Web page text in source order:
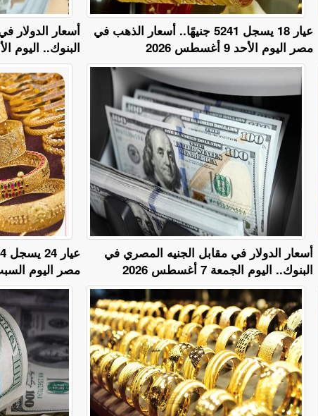
أسعار الدولار
البنوك.. اليوم الأحد 9
عيار 18 يسجل 5241 جنيهًا.. أسعار الذهب في
مصر اليوم الأحد 9 أغسطس 2026
مصر اليوم السبت 8 أغسطس
أسعار الدولار في مقابل الجنيه المصري في
البنوك.. اليوم الجمعة 7 أغسطس 2026